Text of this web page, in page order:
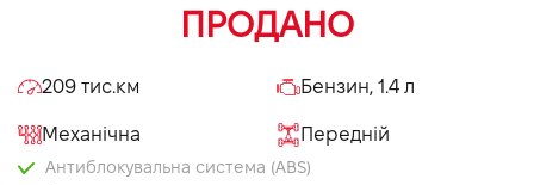
ПРОДАНО
209 тис.км Бензин, 1.4 л
Механічна Передній
Антиблокувальна система (ABS)
Підпишись на наш канал та слідкуй за